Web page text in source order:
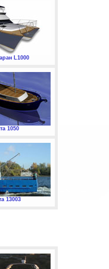
L1000
1050
13003